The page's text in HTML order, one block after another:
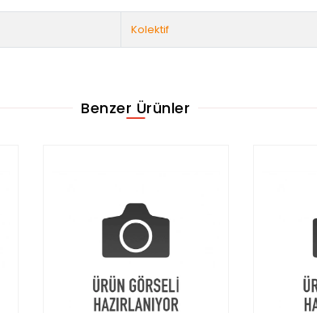
Kolektif
Benzer Ürünler